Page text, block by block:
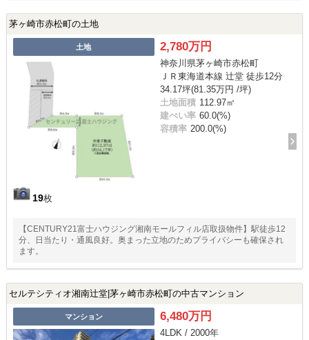
茅ヶ崎市赤松町の土地
土地
19枚
2,780万円
神奈川県茅ヶ崎市赤松町
ＪＲ東海道本線 辻堂 徒歩12分
34.17坪(81.35万円 /坪)
土地面積 112.97㎡
建ぺい率 60.0(%)
容積率 200.0(%)
【CENTURY21富士ハウジング湘南モールフィル店取扱物件】駅徒歩12
分、日当たり・通風良好。奥まった立地のためプライバシーも確保され
ます。
セルテシティオ湘南辻堂|茅ヶ崎市赤松町の中古マンション
マンション 6,480万円
4LDK / 2000年